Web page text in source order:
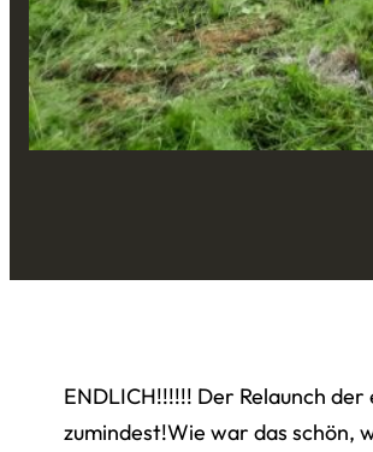
ENDLICH!!!!!! Der Relaunch
zumindest!Wie war das schön,